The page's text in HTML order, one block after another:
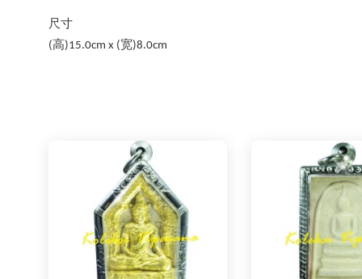
尺寸
(高)15.0cm x (宽)8.0cm